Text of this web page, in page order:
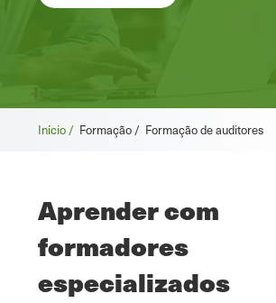
Início / Formação / Formação de auditores
Aprender com
formadores
especializados